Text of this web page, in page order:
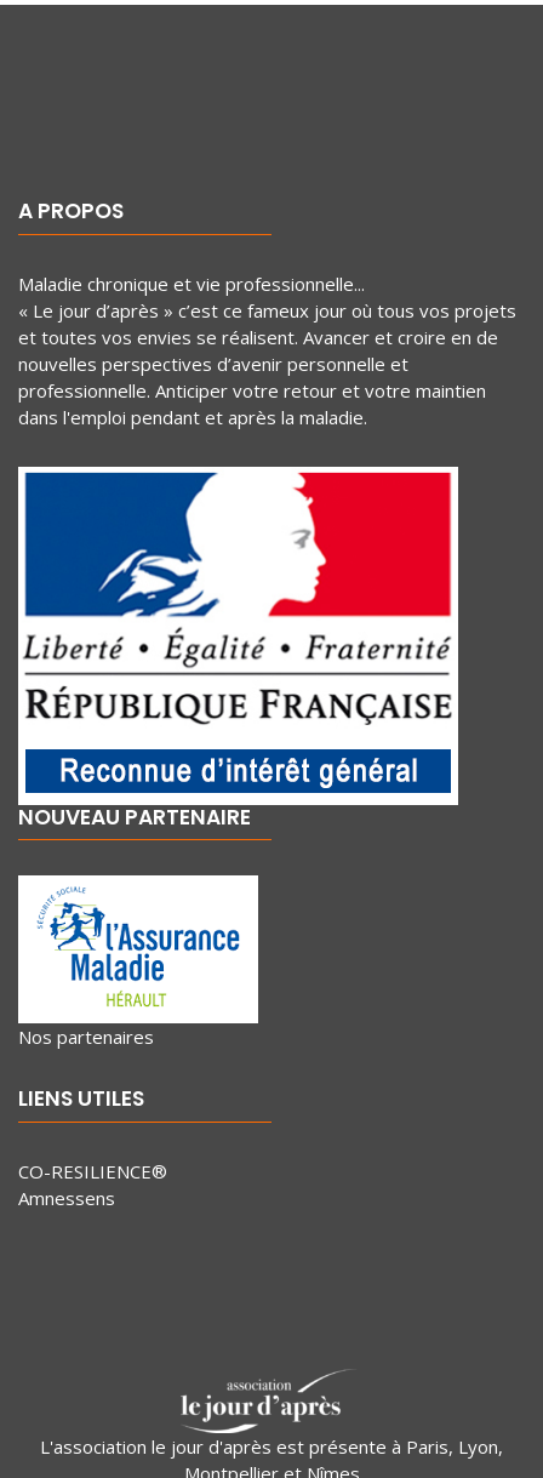
A PROPOS
Maladie chronique et vie professionnelle...
« Le jour d’après » c’est ce fameux jour où tous vos projets
et toutes vos envies se réalisent. Avancer et croire en de
nouvelles perspectives d’avenir personnelle et
professionnelle. Anticiper votre retour et votre maintien
dans l'emploi pendant et après la maladie.
NOUVEAU PARTENAIRE
Nos partenaires
LIENS UTILES
CO-RESILIENCE®
Amnessens
L'association le jour d'après est présente à Paris, Lyon,
Montpellier et Nîmes